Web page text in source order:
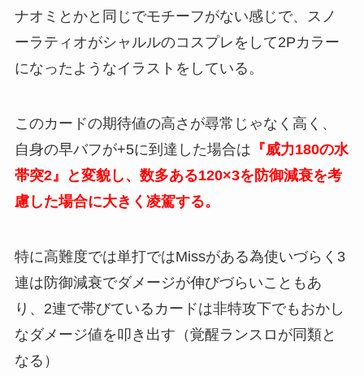
ナオミとかと同じでモチーフがない感じで、スノ
ーラティオがシャルルのコスプレをして2Pカラー
になったようなイラストをしている。
このカードの期待値の高さが尋常じゃなく高く、
自身の早バフが+5に到達した場合は 『威力180の水
帯突2』と変貌し、数多ある120×3を防御減衰を考
慮した場合に大きく凌駕する。
特に高難度では単打ではMissがある為使いづらく3
連は防御減衰でダメージが伸びづらいこともあ
り、2連で帯びているカードは非特攻下でもおかし
なダメージ値を叩き出す（覚醒ランスロが同類と
なる）